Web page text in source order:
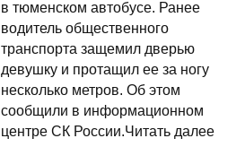
в тюменском автобусе. Ранее
водитель общественного
транспорта защемил дверью
девушку и протащил ее за ногу
несколько метров. Об этом
сообщили в информационном
центре СК России.Читать далее